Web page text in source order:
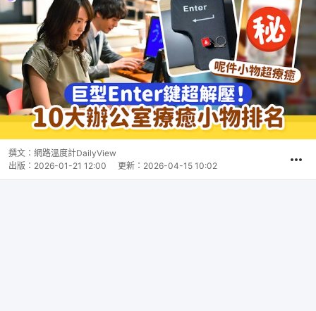
撰文： 網路溫度計DailyView
出版： 2026-01-21 12:00 更新： 2026-04-15 10:02